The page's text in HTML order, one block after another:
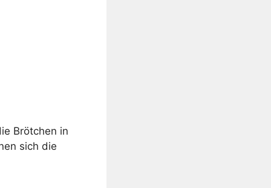
Brötchen in
sich die